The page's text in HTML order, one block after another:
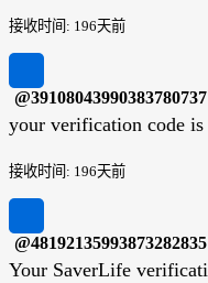
接收时间: 196天前
@39108043990383780737
your verification code is
接收时间: 196天前
@48192135993873282835
Your SaverLife